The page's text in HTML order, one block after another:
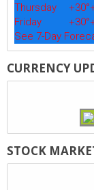
Thursday
+30°
Friday
+30°
See 7-Day
CURRENCY
STOCK